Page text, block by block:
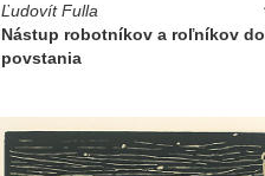
Ľudovít Fulla
Nástup robotníkov a roľníkov do
povstania